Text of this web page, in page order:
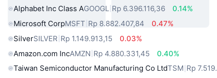
Alphabet Inc Class AGOOGL Rp 6.396.116,36
0.14%
Microsoft CorpMSFT Rp 8.882.407,84
0.47%
SilverSILVER Rp 1.149.913,15
0.03%
Amazon.com IncAMZN Rp 4.880.331,45
0.40%
Taiwan Semiconductor Manufacturing Co LtdTSM Rp